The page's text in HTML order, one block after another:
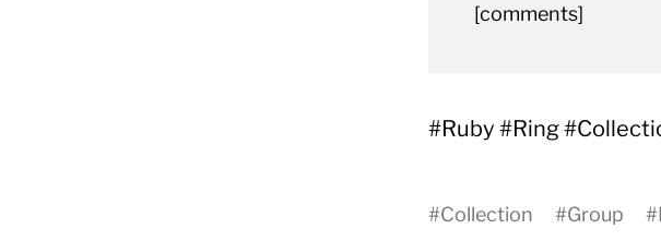
[comments]
#Ruby #Ring
#Collection #Group #